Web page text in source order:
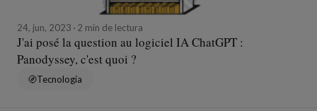
24, jun, 2023 2 min de lectura
J'ai posé la question au logiciel IA ChatGPT :
Panodyssey, c'est quoi ?
Tecnología